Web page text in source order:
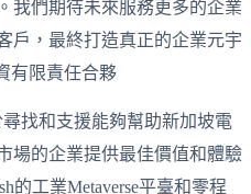
我們期待未來服務更多的企業
戶，最終打造真正的企業元宇
有限責任合夥
找和支援能夠幫助新加坡電
場的企業提供最佳價值和體驗
的工業Metaverse平臺和零程